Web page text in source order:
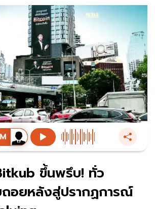
ขึ้นพรึบ! ทั่ว
ถอยหลังสู่ปรากฏการณ์